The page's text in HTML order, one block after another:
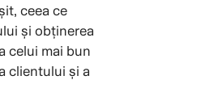
ceea ce
și obținerea
celui mai bun
clientului și a